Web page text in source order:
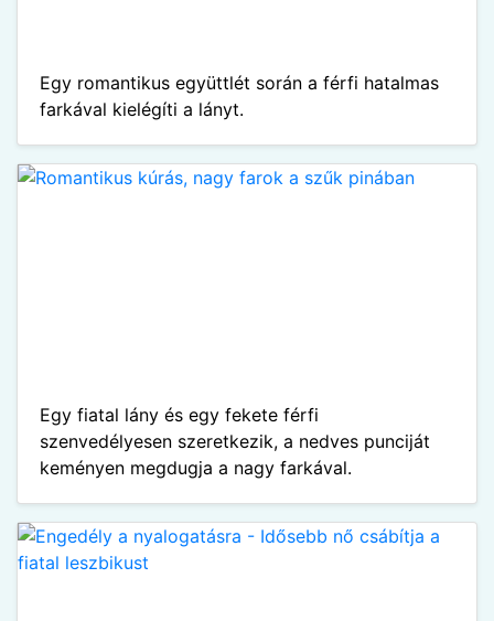
Egy romantikus együttlét során a férfi hatalmas
farkával kielégíti a lányt.
Egy fiatal lány és egy fekete férfi
szenvedélyesen szeretkezik, a nedves punciját
keményen megdugja a nagy farkával.